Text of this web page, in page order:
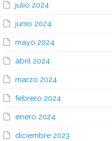
julio 2024
junio 2024
mayo 2024
abril 2024
marzo 2024
febrero 2024
enero 2024
diciembre 2023